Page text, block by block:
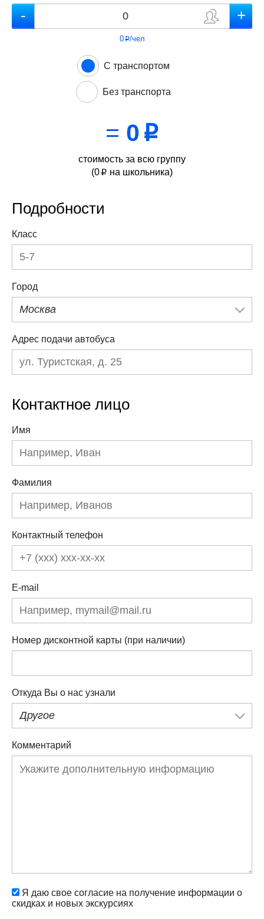
0p/чел
С транспортом
Без транспорта
= 0 p
стоимость за всю группу
(0 p на школьника)
Подробности
Класс
Город
Москва
Адрес подачи автобуса
Контактное лицо
Имя
Фамилия
Контактный телефон
E-mail
Номер дисконтной карты (при наличии)
Откуда Вы о нас узнали
Другое
Комментарий
Я даю свое согласие на получение информации о
скидках и новых экскурсиях